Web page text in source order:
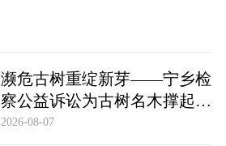
濒危古树重绽新芽——宁乡检
察公益诉讼为古树名木撑起法
治“保护伞”
2026-08-07